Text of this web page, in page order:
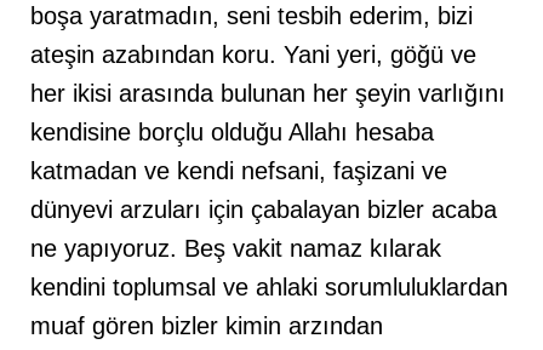
boşa yaratmadın, seni tesbih ederim, bizi
ateşin azabından koru. Yani yeri, göğü ve
her ikisi arasında bulunan her şeyin varlığını
kendisine borçlu olduğu Allahı hesaba
katmadan ve kendi nefsani, faşizani ve
dünyevi arzuları için çabalayan bizler acaba
ne yapıyoruz. Beş vakit namaz kılarak
kendini toplumsal ve ahlaki sorumluluklardan
muaf gören bizler kimin arzından